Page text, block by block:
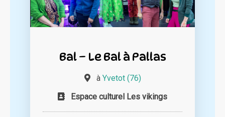
Bal – Le Bal à Pallas
à Yvetot (76)
Espace culturel Les vikings